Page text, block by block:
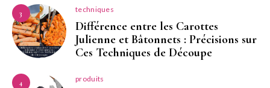
3 techniques
Différence entre les Carottes
Julienne et Bâtonnets : Précisions sur
Ces Techniques de Découpe
4 produits